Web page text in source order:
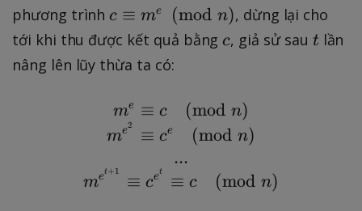
phương trìnhc
\
e
q
v
m
e
c ≡ me (mod n), dừng lại cho
tới khi thu được kết quả bằngc
c, giả sử sau t
t lần
nâng lên lũy thừa ta có:
m^e \equiv c
me ≡ c (mod n)
me2 ≡ ce (mod n)
...
met+1 ≡ cet ≡ c (mod n)